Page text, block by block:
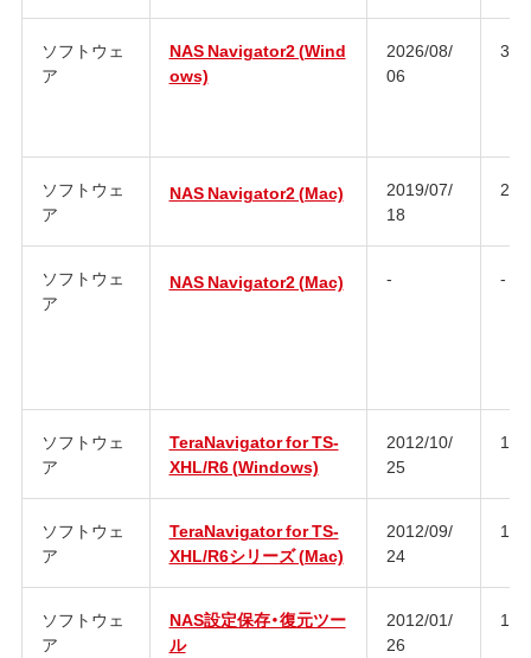
ソフトウェ
ア
NAS Navigator2 (Wind
ows)
2026/08/
06
ソフトウェ
ア
NAS Navigator2 (Mac)
2019/07/
18
ソフトウェ
ア
NAS Navigator2 (Mac) - -
ソフトウェ
ア
TeraNavigator for TS-
XHL/R6 (Windows)
2012/10/
25
ソフトウェ
ア
TeraNavigator for TS-
XHL/R6シリーズ (Mac)
2012/09/
24
ソフトウェ
ア
NAS設定保存・復元ツー
ル
2012/01/
26